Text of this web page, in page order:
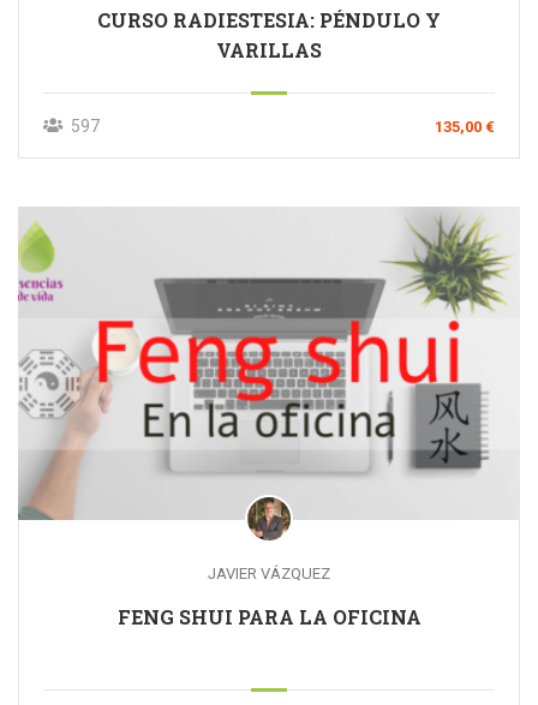
CURSO RADIESTESIA: PÉNDULO Y
VARILLAS
597 135,00 €
JAVIER VÁZQUEZ
FENG SHUI PARA LA OFICINA